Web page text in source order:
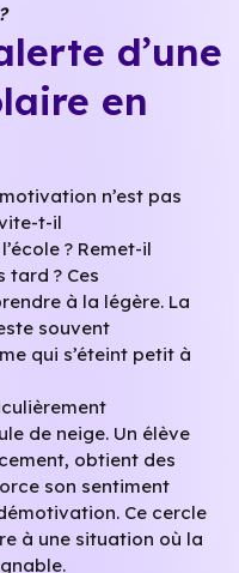
d’une
en
n’est pas
t-il
? Remet-il
tard ? Ces
à la légère. La
souvent
qui s’éteint petit à
de neige. Un élève
obtient des
son sentiment
Ce cercle
à une situation où la